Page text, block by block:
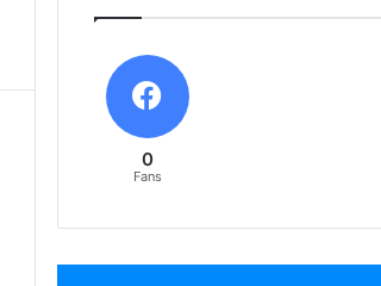
0
Fans